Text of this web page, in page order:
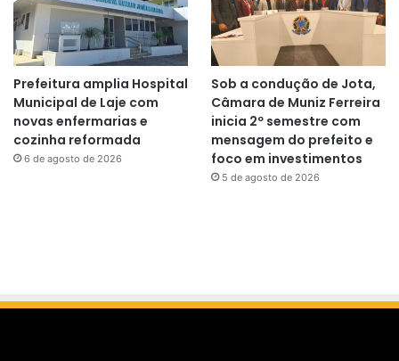
Prefeitura amplia Hospital
Municipal de Laje com
novas enfermarias e
cozinha reformada
6 de agosto de 2026
Sob a condução de Jota,
Câmara de Muniz Ferreira
inicia 2º semestre com
mensagem do prefeito e
foco em investimentos
5 de agosto de 2026